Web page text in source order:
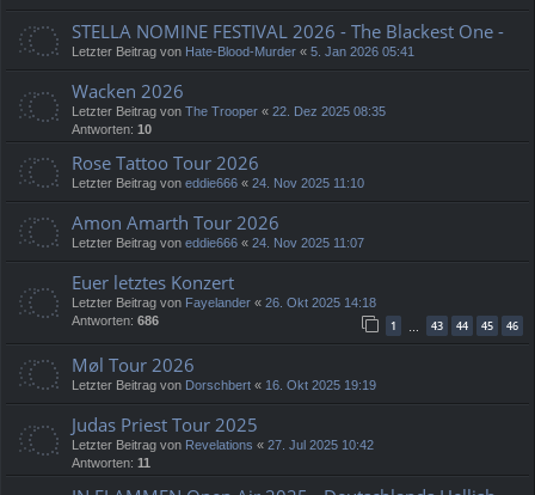
STELLA NOMINE FESTIVAL 2026 - The Blackest One -
Letzter Beitrag von Hate-Blood-Murder « 5. Jan 2026 05:41
Wacken 2026
Letzter Beitrag von The Trooper « 22. Dez 2025 08:35
Antworten: 10
Rose Tattoo Tour 2026
Letzter Beitrag von eddie666 « 24. Nov 2025 11:10
Amon Amarth Tour 2026
Letzter Beitrag von eddie666 « 24. Nov 2025 11:07
Euer letztes Konzert
Letzter Beitrag von Fayelander « 26. Okt 2025 14:18
Antworten: 686 1 43 44 45 46
Møl Tour 2026
Letzter Beitrag von Dorschbert « 16. Okt 2025 19:19
Judas Priest Tour 2025
Letzter Beitrag von Revelations « 27. Jul 2025 10:42
Antworten: 11